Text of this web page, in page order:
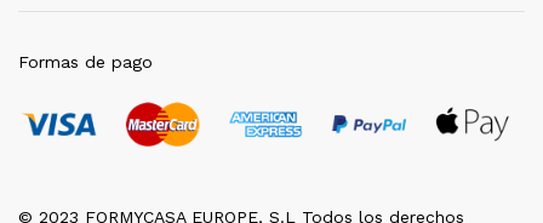
© 2023 FORMYCASA EUROPE, S.L Todos los derechos
Formas de pago